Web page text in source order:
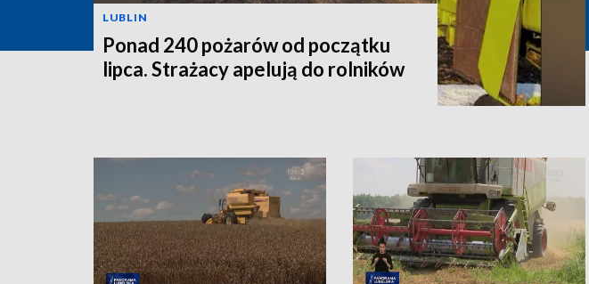
LUBLIN
Ponad 240 pożarów od początku
lipca. Strażacy apelują do rolników